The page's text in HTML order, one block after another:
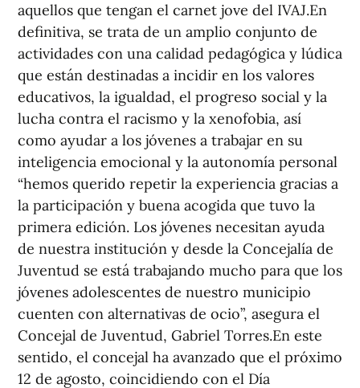
aquellos que tengan el carnet jove del IVAJ.En
definitiva, se trata de un amplio conjunto de
actividades con una calidad pedagógica y lúdica
que están destinadas a incidir en los valores
educativos, la igualdad, el progreso social y la
lucha contra el racismo y la xenofobia, así
como ayudar a los jóvenes a trabajar en su
inteligencia emocional y la autonomía personal
“hemos querido repetir la experiencia gracias a
la participación y buena acogida que tuvo la
primera edición. Los jóvenes necesitan ayuda
de nuestra institución y desde la Concejalía de
Juventud se está trabajando mucho para que los
jóvenes adolescentes de nuestro municipio
cuenten con alternativas de ocio”, asegura el
Concejal de Juventud, Gabriel Torres.En este
sentido, el concejal ha avanzado que el próximo
12 de agosto, coincidiendo con el Día